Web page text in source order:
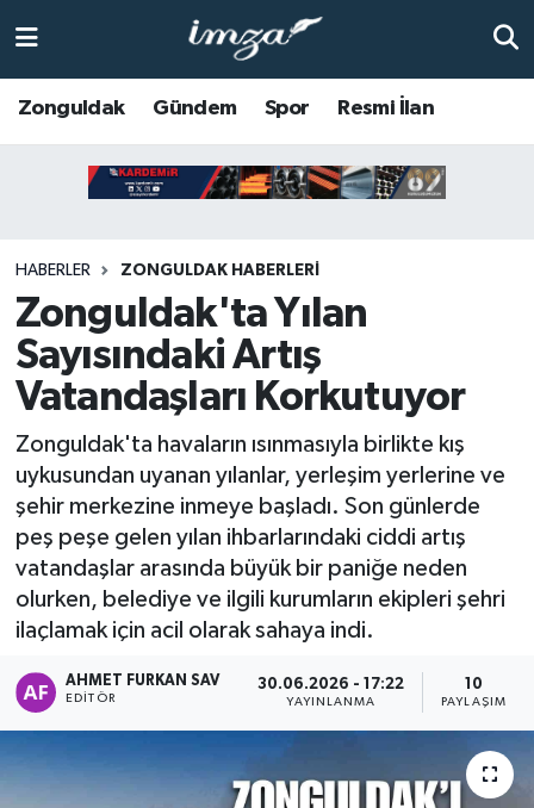
Zonguldak Gündem Spor Resmi İlan
HABERLER ZONGULDAK HABERLERI
Zonguldak'ta Yılan
Sayısındaki Artış
Vatandaşları Korkutuyor
Zonguldak'ta havaların ısınmasıyla birlikte kış
uykusundan uyanan yılanlar, yerleşim yerlerine ve
şehir merkezine inmeye başladı. Son günlerde
peş peşe gelen yılan ihbarlarındaki ciddi artış
vatandaşlar arasında büyük bir paniğe neden
olurken, belediye ve ilgili kurumların ekipleri şehri
ilaçlamak için acil olarak sahaya indi.
AHMET FURKAN SAV
EDITÖR
30.06.2026 - 17:22
YAYINLANMA
10
PAYLAŞIM
Anasayfa
KOZLU
KİLİMLİ
BARTIN
BOLU
ÇAYCUMA
DEVREK
DÜZCE
EREĞLİ
Zonguldak Hava Durumu
Süper Lig Puan Durumu ve Fikstür
Tüm Manşetler
Son Dakika Haberleri
Haber Arşivi